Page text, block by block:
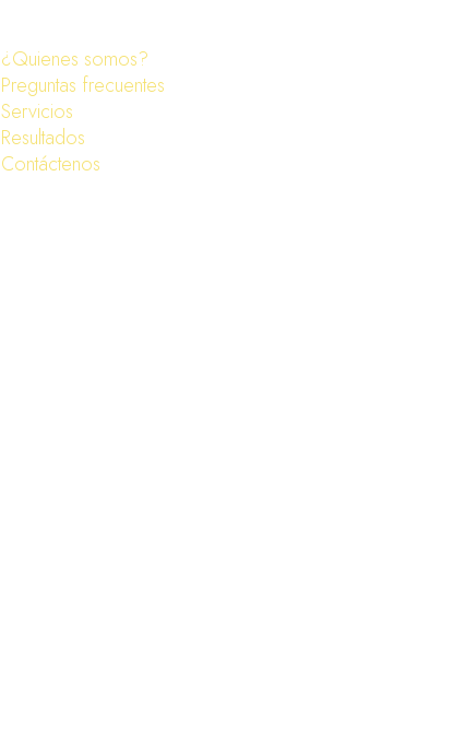
¿Quienes somos?
Preguntas frecuentes
Servicios
Resultados
Contáctenos